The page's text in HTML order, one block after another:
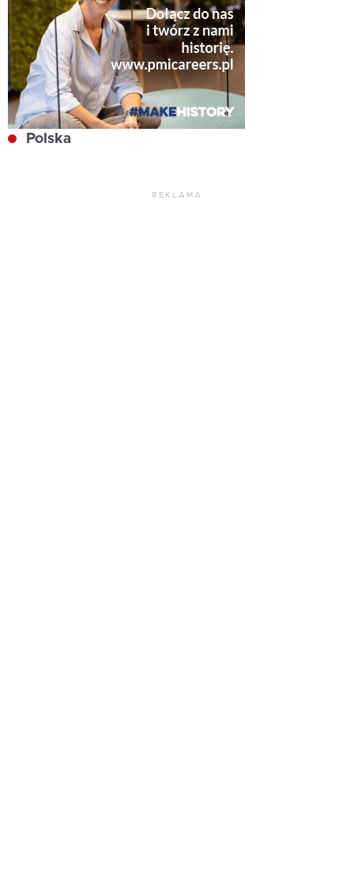
Polska
REKLAMA